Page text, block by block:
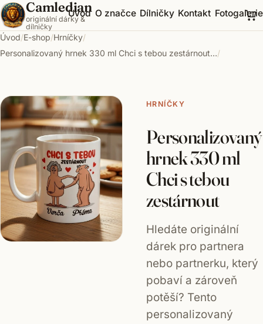
Přeskočit na obsah
Camledian
originální dárky &
dílničky
Úvod O značce Dílničky Kontakt Fotogalerie
Úvod/E-shop/Hrníčky/
Personalizovaný hrnek 330 ml Chci s tebou zestárnout…/
HRNÍČKY
Personalizovaný
hrnek 330 ml
Chci s tebou
zestárnout
Hledáte originální
dárek pro partnera
nebo partnerku, který
pobaví a zároveň
potěší? Tento
personalizovaný